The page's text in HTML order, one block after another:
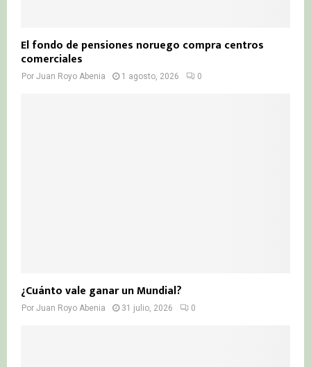
El fondo de pensiones noruego compra centros
comerciales
Por Juan Royo Abenia 1 agosto, 2026 0
¿Cuánto vale ganar un Mundial?
Por Juan Royo Abenia 31 julio, 2026 0